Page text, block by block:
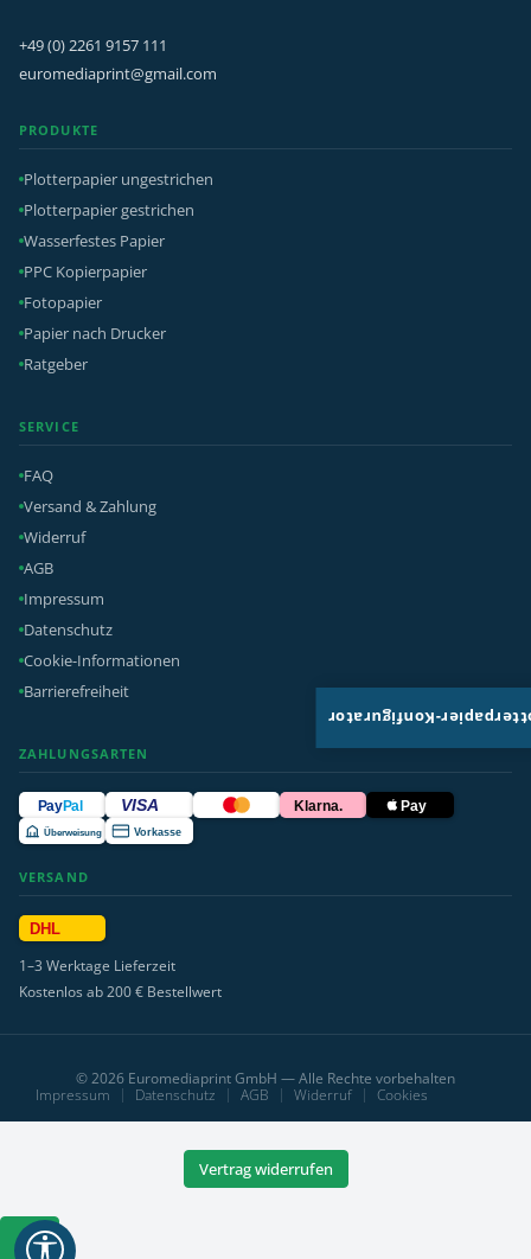
+49 (0) 2261 9157 111
euromediaprint@gmail.com
PRODUKTE
Plotterpapier ungestrichen
Plotterpapier gestrichen
Wasserfestes Papier
PPC Kopierpapier
Fotopapier
Papier nach Drucker
Ratgeber
SERVICE
FAQ
Versand & Zahlung
Widerruf
AGB
Impressum
Datenschutz
Cookie-Informationen
Barrierefreiheit
ZAHLUNGSARTEN
PayPal VISA Klarna. Pay
Überweisung Vorkasse
VERSAND
DHL
1–3 Werktage Lieferzeit
Kostenlos ab 200 € Bestellwert
© 2026 Euromediaprint GmbH — Alle Rechte vorbehalten
Impressum
Datenschutz AGB Widerruf Cookies
Vertrag widerrufen
Werkzeugleiste
anzeigen
Plotterpapier-